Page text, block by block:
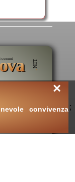
×
convivenza ;